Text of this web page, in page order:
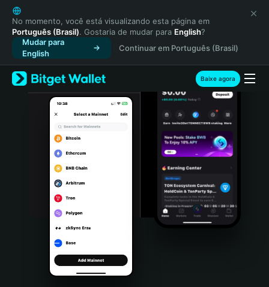
English
日本語
Tiếng Việt
Русский
Español (Latinoamérica)
Türkçe
Italiano
Português (Portugal)
Bahasa Indonesia
Português (Brasil)
Español (Argentina)
No momento, você está visualizando esta página em
Português (Brasil). Gostaria de mudar para English?
Mudar para
English
Continuar em Português (Brasil)
Baixe agora